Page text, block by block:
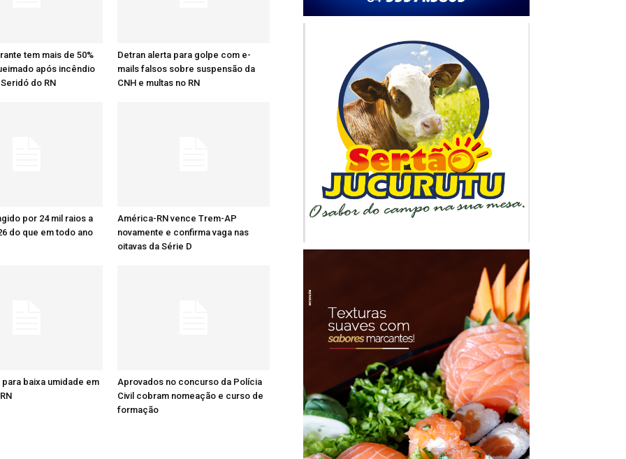
tem mais de 50%
após incêndio
do RN
Detran alerta para golpe com e-
mails falsos sobre suspensão da
CNH e multas no RN
por 24 mil raios a
do que em todo ano
América-RN vence Trem-AP
novamente e confirma vaga nas
oitavas da Série D
baixa umidade em
Aprovados no concurso da Polícia
Civil cobram nomeação e curso de
formação